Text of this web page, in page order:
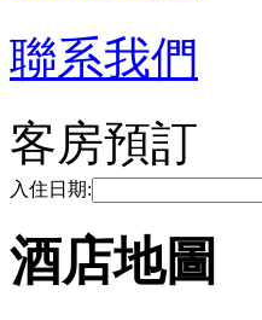
聯系我們
客房預訂
入住日期:
酒店地圖